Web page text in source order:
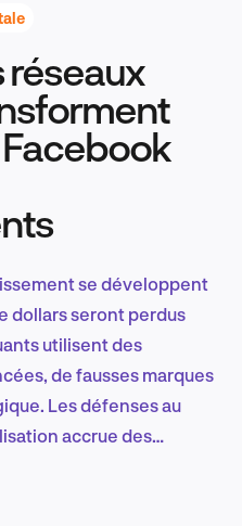
produit
réseaux
se développent
dollars seront perdus
utilisent des
de fausses marques
Les défenses au
accrue des
sur les plateformes